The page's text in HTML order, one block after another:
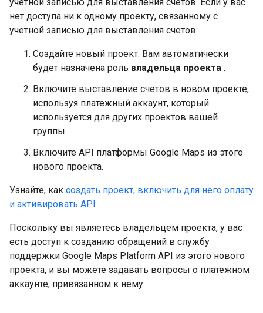
нет доступа ни к одному проекту, связанному с
учетной записью для выставления счетов:
Создайте новый проект. Вам автоматически
будет назначена роль владельца проекта .
Включите выставление счетов в новом проекте,
используя платежный аккаунт, который
используется для других проектов вашей
группы.
Включите API платформы Google Maps из этого
нового проекта.
Узнайте, как создать проект, включить для него оплату
и активировать API .
Поскольку вы являетесь владельцем проекта, у вас
есть доступ к созданию обращений в службу
поддержки Google Maps Platform API из этого нового
проекта, и вы можете задавать вопросы о платежном
аккаунте, привязанном к нему.